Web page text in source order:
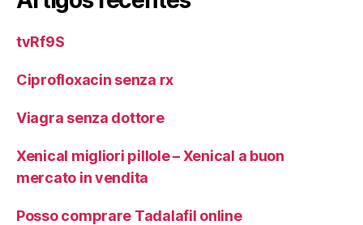
tvRf9S
Ciprofloxacin senza rx
Viagra senza dottore
Xenical migliori pillole – Xenical a buon
mercato in vendita
Posso comprare Tadalafil online